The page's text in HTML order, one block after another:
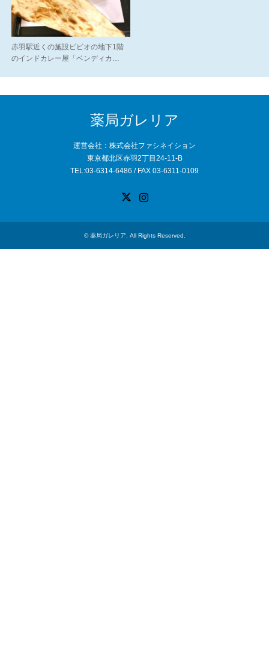
赤羽駅近くの施設ビビオの地下1階
のインドカレー屋「ベンディカ…
薬局ガレリア
運営会社：株式会社ファシネイション
東京都北区赤羽2丁目24-11-B
TEL:03-6314-6486 / FAX 03-6311-0109
©薬局ガレリア . All Rights Reserved.